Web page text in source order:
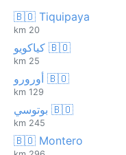
🇧🇴 Tiquipaya
20 km
🇧🇴 كياكويو
25 km
🇧🇴 أورورو
129 km
🇧🇴 بوتوسي
245 km
🇧🇴 Montero